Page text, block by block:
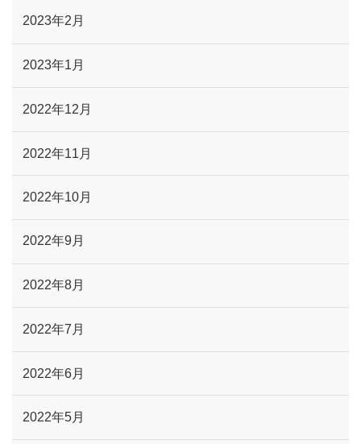
2023年2月
2023年1月
2022年12月
2022年11月
2022年10月
2022年9月
2022年8月
2022年7月
2022年6月
2022年5月